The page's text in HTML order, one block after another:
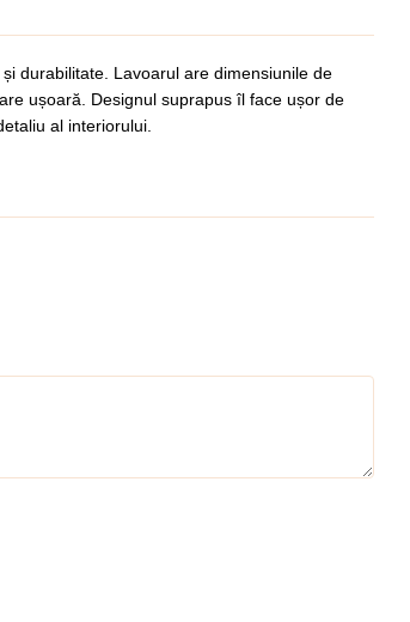
durabilitate. Lavoarul are dimensiunile de
ușoară. Designul suprapus îl face ușor de
al interiorului.